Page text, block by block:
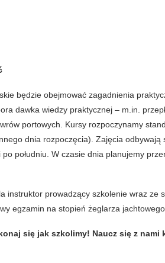
będzie obejmować zagadnienia
dawka wiedzy praktycznej – m.in.
portowych. Kursy rozpoczynamy
dnia rozpoczęcia). Zajęcia
południu. W czasie dnia planujemy
instruktor prowadzący szkolenie wraz ze
egzamin na stopień żeglarza
się jak szkolimy! Naucz się z nami
Google.
Zezwól na
zainteresowań